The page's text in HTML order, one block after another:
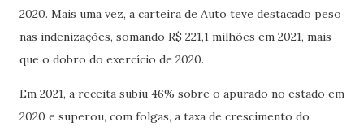
2020. Mais uma vez, a carteira de Auto teve destacado peso
nas indenizações, somando R$ 221,1 milhões em 2021, mais
que o dobro do exercício de 2020.
Em 2021, a receita subiu 46% sobre o apurado no estado em
2020 e superou, com folgas, a taxa de crescimento do